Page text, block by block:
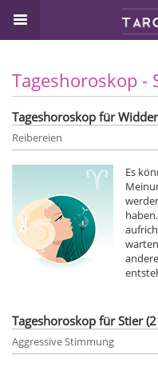
Tageshoroskop -
Tageshoroskop für
Reibereien
Es
Tageshoroskop für Stier
Aggressive Stimmung